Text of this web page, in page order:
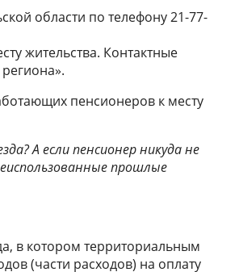
области по телефону 21-77-
жительства. Контактные
пенсионеров к месту
А если пенсионер никуда не
прошлые
в котором территориальным
(части расходов) на оплату